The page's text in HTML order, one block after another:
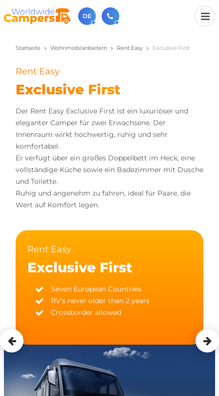
DE
+31 030-6974964
sales@worldwidecampers.com
Sie können uns auch eine E-Mail senden.
Startseite Wohnmobilanbietern Rent Easy Exclusive First
Rent Easy
Exclusive First
Der Rent Easy Exclusive First ist ein luxuriöser und
eleganter Camper für zwei Erwachsene. Der
Innenraum wirkt hochwertig, ruhig und sehr
komfortabel.
Er verfügt über ein großes Doppelbett im Heck, eine
vollständige Küche sowie ein Badezimmer mit Dusche
und Toilette.
Ruhig und angenehm zu fahren, ideal für Paare, die
Wert auf Komfort legen.
Rent Easy
Exclusive First
Seven European Countries
RV's never older than 2 years
Crossborder allowed